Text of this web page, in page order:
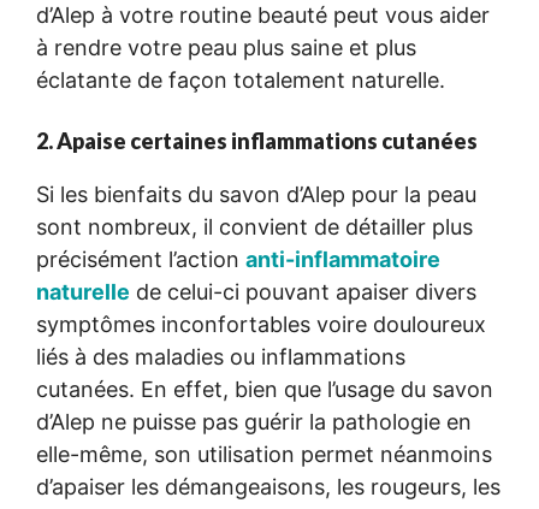
d’Alep à votre routine beauté peut vous aider
à rendre votre peau plus saine et plus
éclatante de façon totalement naturelle.
2. Apaise certaines inflammations cutanées
Si les bienfaits du savon d’Alep pour la peau
sont nombreux, il convient de détailler plus
précisément l’action anti-inflammatoire
naturelle de celui-ci pouvant apaiser divers
symptômes inconfortables voire douloureux
liés à des maladies ou inflammations
cutanées. En effet, bien que l’usage du savon
d’Alep ne puisse pas guérir la pathologie en
elle-même, son utilisation permet néanmoins
d’apaiser les démangeaisons, les rougeurs, les